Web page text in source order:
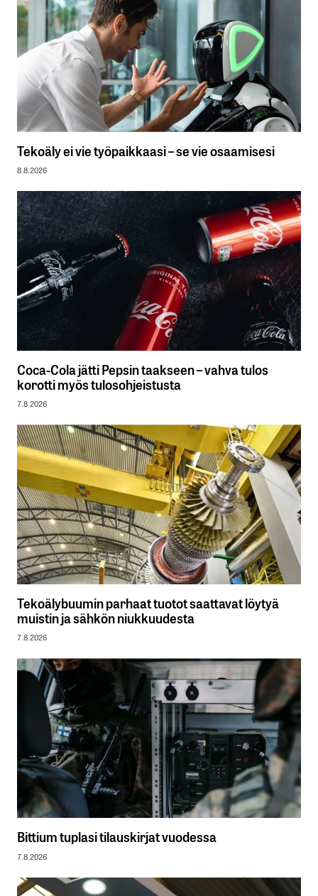
Tekoäly ei vie työpaikkaasi – se vie osaamisesi
8.8.2026
Coca-Cola jätti Pepsin taakseen – vahva tulos
korotti myös tulosohjeistusta
7.8.2026
Tekoälybuumin parhaat tuotot saattavat löytyä
muistin ja sähkön niukkuudesta
7.8.2026
Bittium tuplasi tilauskirjat vuodessa
7.8.2026